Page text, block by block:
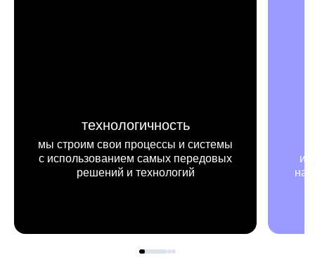
технологичность
мы строим свои процессы и системы
с использованием самых передовых
решений и технологий
и